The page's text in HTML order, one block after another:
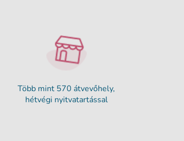
Több mint 570 átvevőhely,
hétvégi nyitvatartással